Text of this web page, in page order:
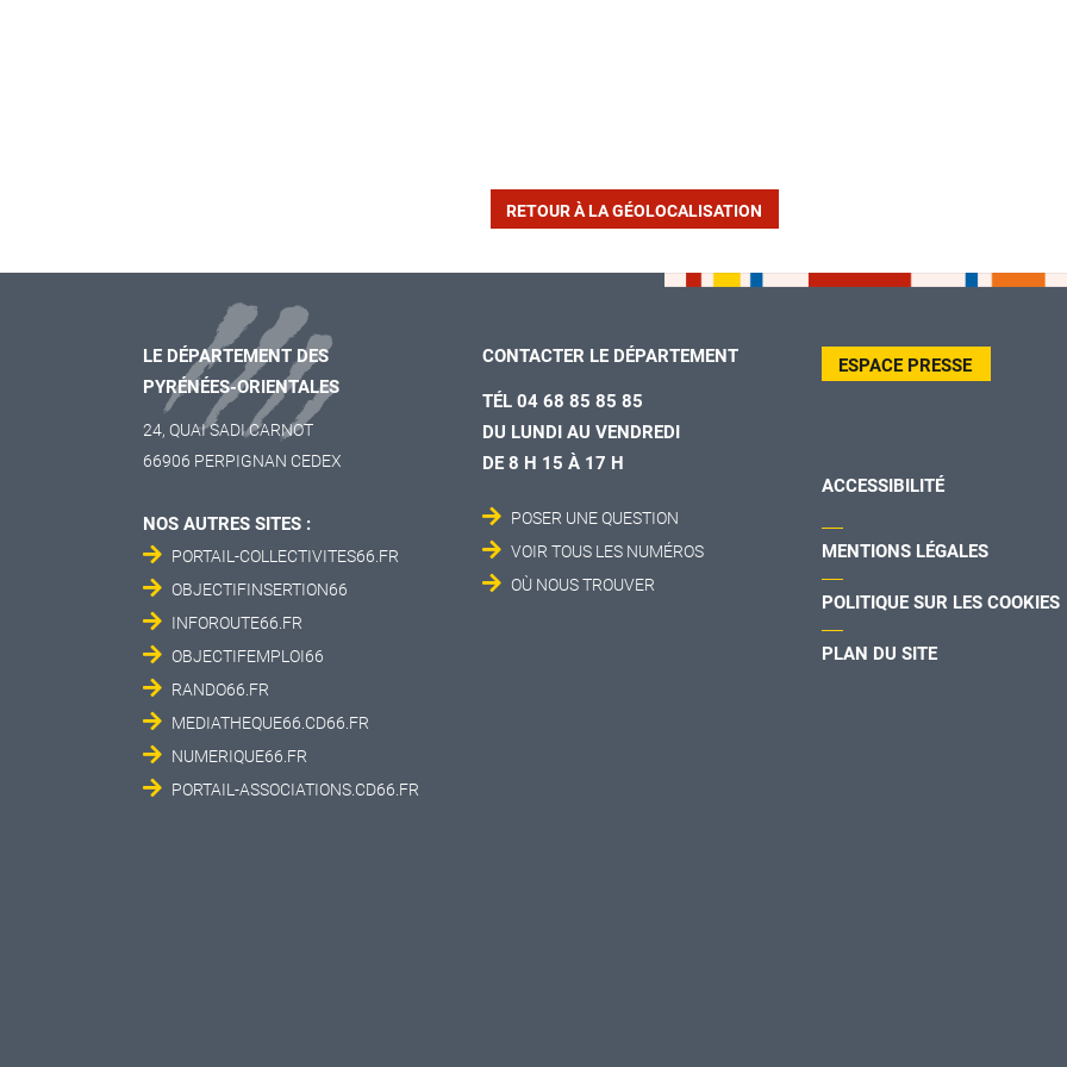
RETOUR À LA GÉOLOCALISATION
LE DÉPARTEMENT DES
PYRÉNÉES-ORIENTALES
24, QUAI SADI CARNOT
66906 PERPIGNAN CEDEX
NOS AUTRES SITES :
PORTAIL-COLLECTIVITES66.FR
OBJECTIFINSERTION66
INFOROUTE66.FR
OBJECTIFEMPLOI66
RANDO66.FR
MEDIATHEQUE66.CD66.FR
NUMERIQUE66.FR
PORTAIL-ASSOCIATIONS.CD66.FR
CONTACTER LE DÉPARTEMENT
TÉL 04 68 85 85 85
DU LUNDI AU VENDREDI
DE 8 H 15 À 17 H
POSER UNE QUESTION
VOIR TOUS LES NUMÉROS
OÙ NOUS TROUVER
ESPACE PRESSE
ACCESSIBILITÉ
MENTIONS LÉGALES
POLITIQUE SUR LES COOKIES
PLAN DU SITE